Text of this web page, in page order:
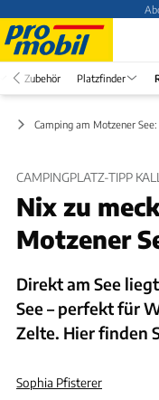
Zubehör Platzfinder
Camping am Motzener
CAMPINGPLATZ-TIPP
Nix zu
Motzener
Direkt am See
See – perfekt für
Zelte. Hier finden
Sophia Pfisterer